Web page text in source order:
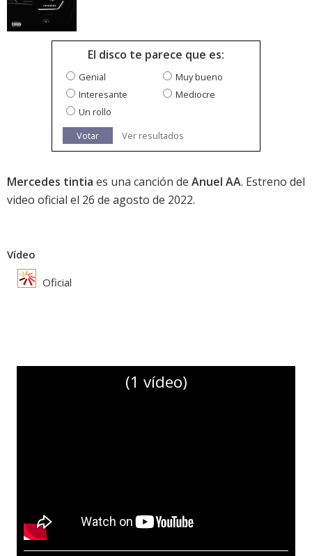
El disco te parece que es:
Genial
Muy bueno
Interesante
Mediocre
Un rollo
Votar
Ver resultados
Mercedes tintia es una canción de Anuel AA. Estreno del
video oficial el 26 de agosto de 2022.
Vídeo
Oficial
(1 vídeo)